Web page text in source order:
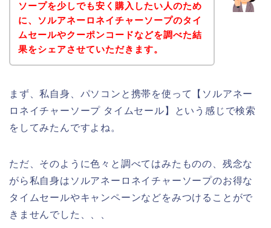
ソープを少しでも安く購入したい人のため
に、ソルアネーロネイチャーソープのタイ
ムセールやクーポンコードなどを調べた結
果をシェアさせていただきます。
まず、私自身、パソコンと携帯を使って【ソルアネー
ロネイチャーソープ タイムセール】という感じで検索
をしてみたんですよね。
ただ、そのように色々と調べてはみたものの、残念な
がら私自身はソルアネーロネイチャーソープのお得な
タイムセールやキャンペーンなどをみつけることがで
きませんでした、、、